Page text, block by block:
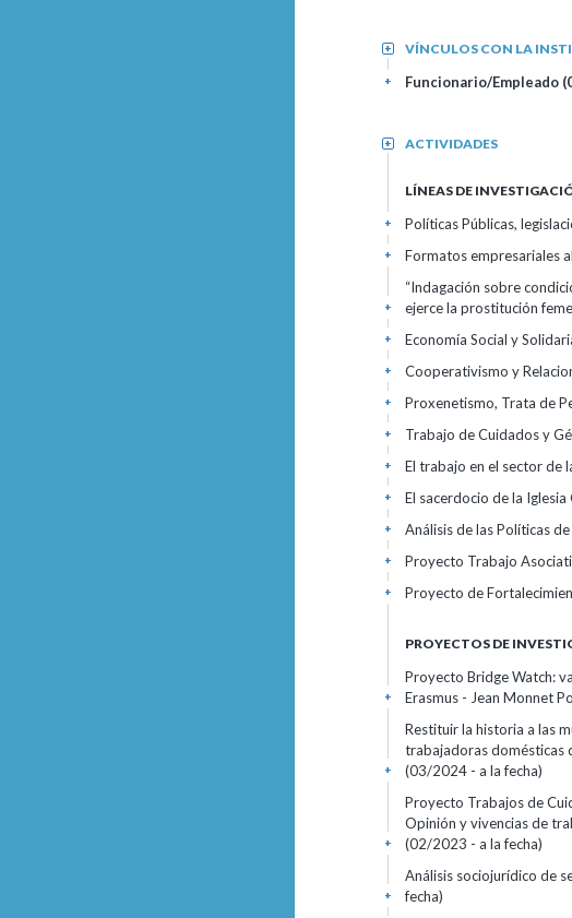
VÍNCULOS CON LA
+
Funcionario/Empleado
+
ACTIVIDADES
+
LÍNEAS DE
Políticas Públicas,
+
Formatos empresariales
+
“Indagación sobre
ejerce la prostitución
+
Economía Social y
+
Cooperativismo y
+
Proxenetismo, Trata de
+
Trabajo de Cuidados y
+
El trabajo en el sector de
+
El sacerdocio de la
+
Análisis de las Políticas
+
Proyecto Trabajo
+
Proyecto de
+
PROYECTOS DE
Proyecto Bridge Watch:
Erasmus - Jean Monnet
+
Restituir la historia a las
trabajadoras domésticas
(03/2024 - a la fecha)
+
Proyecto Trabajos de
Opinión y vivencias de
(02/2023 - a la fecha)
+
Análisis sociojurídico de
fecha)
+